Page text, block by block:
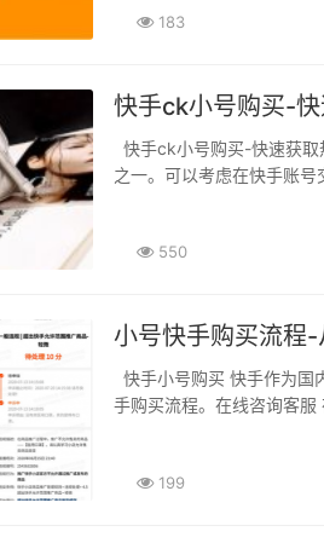
183
快手ck小号购买-
之一。可以考虑在快手账号
550
小号快手购买流程
手购买流程。在线咨询客
199